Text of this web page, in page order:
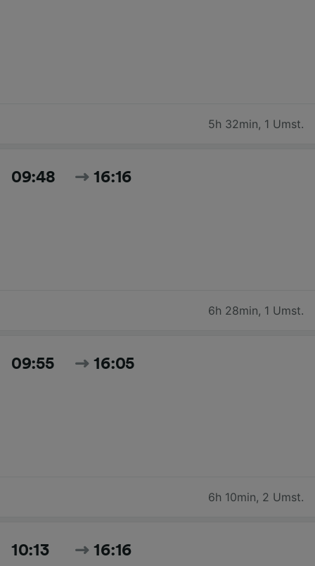
5h 32min, 1 Umst.
09:48 16:16
6h 28min, 1 Umst.
09:55 16:05
6h 10min, 2 Umst.
10:13 16:16